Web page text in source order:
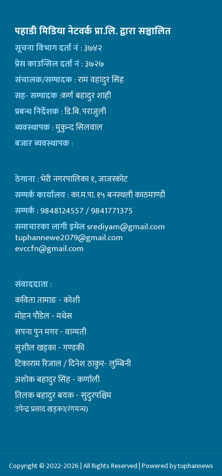
पहाडी मिडिया नेटवर्क प्रा.लि. द्वारा सञ्चालित
सूचना विभाग दर्ता नं: ३७४२
प्रेस काउन्सिल दर्ता नं: ३७२७
संचालक/सम्पादक: राम वहादुर सिंह
सह- सम्पादक:कर्ण बहादुर शाही
प्रबन्ध निर्देशक: डि.बि. पराजुली
ब्यवस्थापक: मुकुन्द सिलवाल
बजार ब्यवस्थापक:
ठेगाना: भेरी नगरपालिका १, जाजरकोट
सम्पर्क कार्यालय: का.म.पा. १५ बनस्थली काठमाण्डाै
सम्पर्क: 9848124557 / 9841771375
समाचारका लागी इमेलsrediyam@gmail.com
tuphannewe2079@gmail.com
evccfn@gmail.com
संवाददाता:
कविता तामाङ - कोशी
माेहन पाैडेल - मधेस
सपना पुन मगर - वाग्मती
सुशील खड्का - गण्डकी
टिकाराम रिजाल / दिनेश ठाकुर- लुम्बिनी
अशाेक बहादुर सिंह - कर्णाली
तिलक बहादुर बयक - सुदुरपश्चिम
उपेन्द्र प्रसाद खड्का(रंगमन्च)
Copyright © 2022-2026 | All Rights Reserved | Powered by tuphannews